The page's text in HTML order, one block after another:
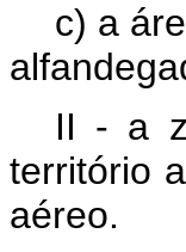
c) a
II - a
território
aéreo.